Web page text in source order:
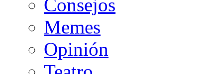
Consejos
Memes
Opinión